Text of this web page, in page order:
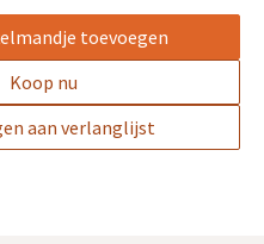
toevoegen
Koop nu
aan verlanglijst